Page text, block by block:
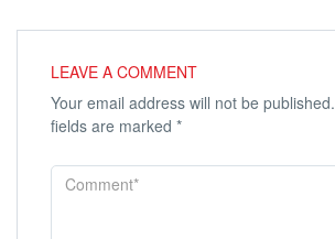
LEAVE A COMMENT
Your email address will not be published.
fields are marked *